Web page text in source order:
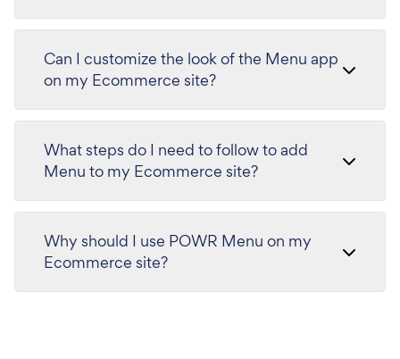
Can I customize the look of the Menu app
on my Ecommerce site?
What steps do I need to follow to add
Menu to my Ecommerce site?
Why should I use POWR Menu on my
Ecommerce site?